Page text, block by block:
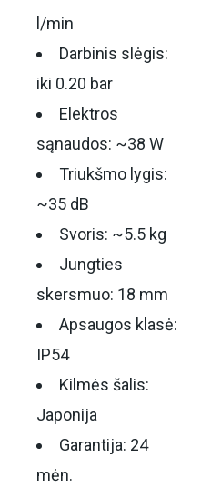
l/min
Darbinis slėgis:
iki 0.20 bar
Elektros
sąnaudos: ~38 W
Triukšmo lygis:
~35 dB
Svoris: ~5.5 kg
Jungties
skersmuo: 18 mm
Apsaugos klasė:
IP54
Kilmės šalis:
Japonija
Garantija: 24
mėn.